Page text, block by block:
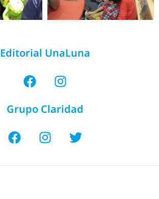
Editorial UnaLuna
Grupo Claridad